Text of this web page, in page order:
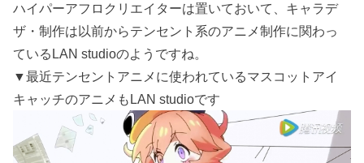
ハイパーアフロクリエイターは置いておいて、キャラデ
ザ・制作は以前からテンセント系のアニメ制作に関わっ
ているLAN studioのようですね。
▼最近テンセントアニメに使われているマスコットアイ
キャッチのアニメもLAN studioです